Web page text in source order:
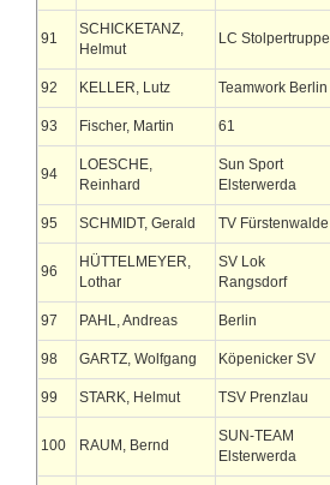
91
SCHICKETANZ,
Helmut
LC Stolpertruppe
92 KELLER, Lutz Teamwork Berlin
93 Fischer, Martin 61
94
LOESCHE,
Reinhard
Sun Sport
Elsterwerda
95 SCHMIDT, Gerald TV Fürstenwalde
96
HÜTTELMEYER,
Lothar
SV Lok
Rangsdorf
97 PAHL, Andreas Berlin
98 GARTZ, Wolfgang Köpenicker SV
99 STARK, Helmut TSV Prenzlau
100 RAUM, Bernd
SUN-TEAM
Elsterwerda